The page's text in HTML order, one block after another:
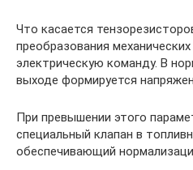
Что касается
преобразования
электрическую команду. В
выходе формируется
При превышении этого
специальный клапан в
обеспечивающий